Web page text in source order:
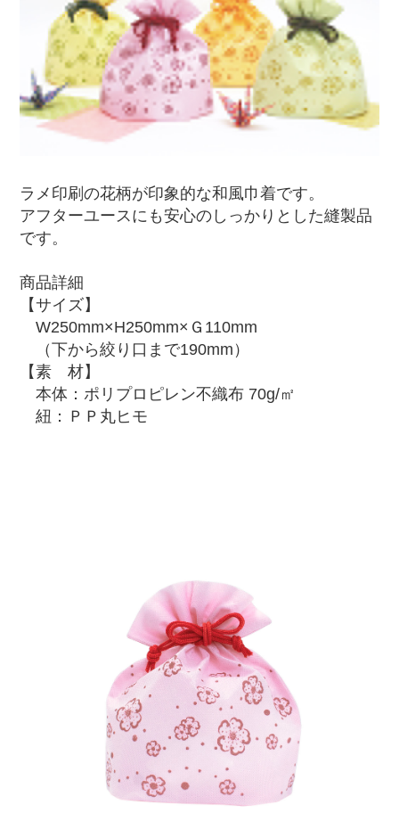
ラメ印刷の花柄が印象的な和風巾着です。
アフターユースにも安心のしっかりとした縫製品
です。
商品詳細
【サイズ】
W250mm×H250mm×Ｇ110mm
（下から絞り口まで190mm）
【素 材】
本体：ポリプロピレン不織布 70g/㎡
紐：ＰＰ丸ヒモ